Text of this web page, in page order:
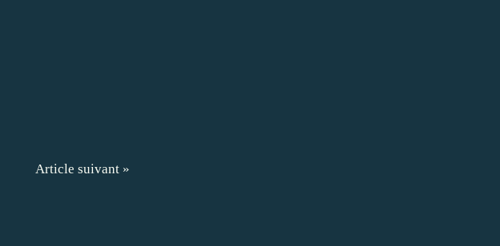
Article suivant »